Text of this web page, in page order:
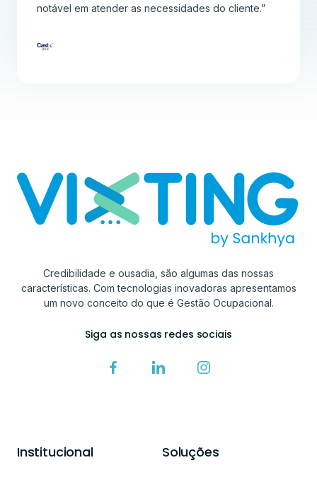
notável em atender as necessidades do cliente.”
Credibilidade e ousadia, são algumas das nossas
características. Com tecnologias inovadoras apresentamos
um novo conceito do que é Gestão Ocupacional.
Siga as nossas redes sociais
Institucional Soluções